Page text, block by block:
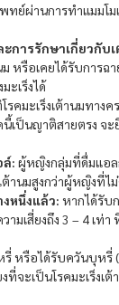
ทย์ผ่านการทำแมมโม
การรักษาเกี่ยวกับ
หรือเคยได้รับการฉา
ะเร็งได้
รคมะเร็งเต้านมทาง
เป็นญาติสายตรง จะ
ล์: ผู้หญิงกลุ่มที่ดื่มแอ
ต้านมสูงกว่าผู้หญิงที่ไ
งหนึ่งแล้ว: หากได้รับ
ามเสี่ยงถึง 3 – 4 เท่า
หรือได้รับควันบุหรี่
ที่จะเป็นโรคมะเร็งเต้